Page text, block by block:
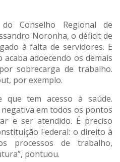
Conselho Regional de
Noronha, o déficit de
à falta de servidores. E
adoecendo os demais
sobrecarga de trabalho.
por exemplo.
que tem acesso à saúde.
em todos os pontos
e ser atendido. É preciso
Federal: o direito à
processos de trabalho,
pontuou.